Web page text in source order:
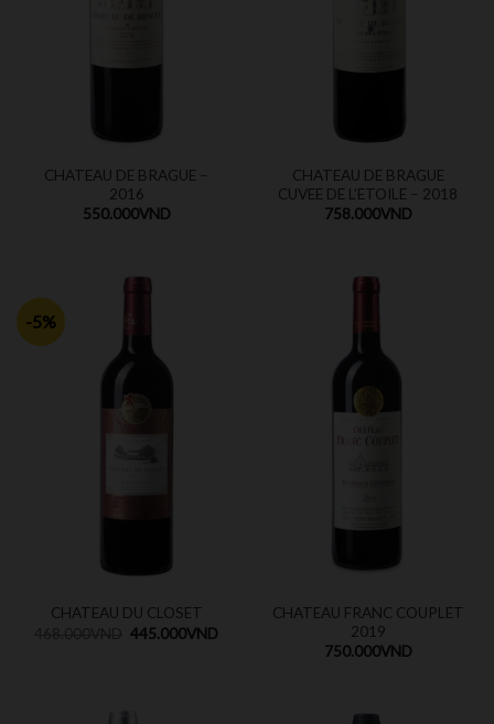
CHATEAU DE BRAGUE –
2016
550.000VND
CHATEAU DE BRAGUE
CUVEE DE L’ETOILE – 2018
758.000VND
-5%
CHATEAU DU CLOSET
445.000VND
CHATEAU FRANC COUPLET
2019
750.000VND